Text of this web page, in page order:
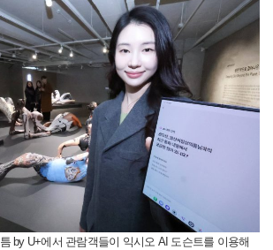
by U+에서 관람객들이 익시오 AI 도슨트를 이용해